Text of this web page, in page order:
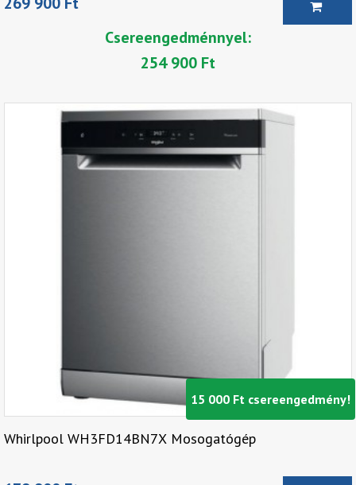
Csereengedménnyel:
254 900 Ft
15 000 Ft csereengedmény!
Whirlpool WH3FD14BN7X Mosogatógép